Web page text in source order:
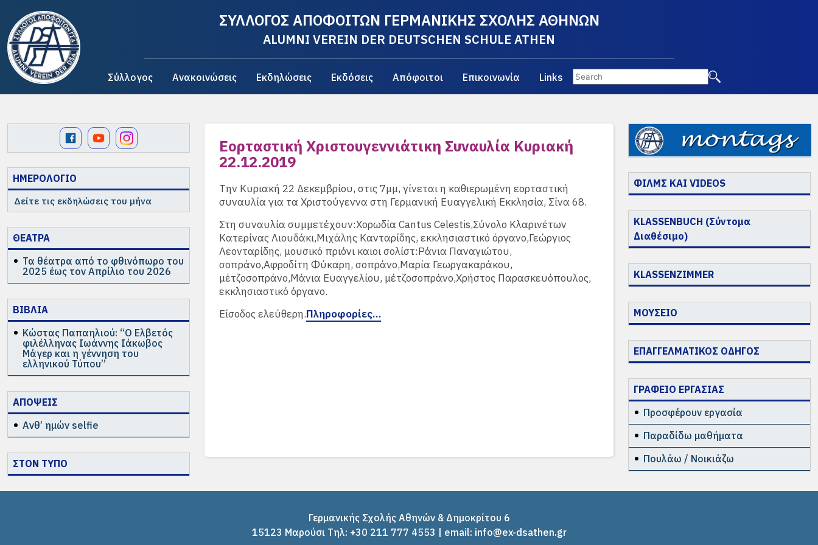
ΣΥΛΛΟΓΟΣ ΑΠΟΦΟΙΤΩΝ ΓΕΡΜΑΝΙΚΗΣ ΣΧΟΛΗΣ ΑΘΗΝΩΝ
ALUMNI VEREIN DER DEUTSCHEN SCHULE ATHEN
Σύλλογος Ανακοινώσεις Εκδηλώσεις Εκδόσεις Απόφοιτοι Επικοινωνία Links
ΗΜΕΡΟΛΟΓΙΟ
Δείτε τις εκδηλώσεις του μήνα
ΘΕΑΤΡΑ
Τα θέατρα από το φθινόπωρο του
2025 έως τον Απρίλιο του 2026
ΒΙΒΛΙΑ
Κώστας Παπαηλιού: “Ο Ελβετός
φιλέλληνας Ιωάννης Ιάκωβος
Μάγερ και η γέννηση του
ελληνικού Τύπου”
ΑΠΟΨΕΙΣ
Ανθ’ ημών selfie
ΣΤΟΝ ΤΥΠΟ
Εορταστική Χριστουγεννιάτικη Συναυλία Κυριακή
22.12.2019
Την Κυριακή 22 Δεκεμβρίου, στις 7μμ, γίνεται η καθιερωμένη εορταστική
συναυλία για τα Χριστούγεννα στη Γερμανική Ευαγγελική Εκκλησία, Σίνα 68.
Στη συναυλία συμμετέχουν:Χορωδία Cantus Celestis,Σύνολο Κλαρινέτων
Κατερίνας Λιουδάκι,Μιχάλης Κανταρίδης, εκκλησιαστικό όργανο,Γεώργιος
Λεονταρίδης, μουσικό πριόνι καιοι σολίστ:Ράνια Παναγιώτου,
σοπράνο,Αφροδίτη Φύκαρη, σοπράνο,Μαρία Γεωργακαράκου,
μέτζοσοπράνο,Μάνια Ευαγγελίου, μέτζοσοπράνο,Χρήστος Παρασκευόπουλος,
εκκλησιαστικό όργανο.
Είσοδος ελεύθερη.Πληροφορίες…
ΦΙΛΜΣ ΚΑΙ VIDEOS
KLASSENBUCH (Σύντομα
Διαθέσιμο)
KLASSENZIMMER
ΜΟΥΣΕΙΟ
ΕΠΑΓΓΕΛΜΑΤΙΚΟΣ ΟΔΗΓΟΣ
ΓΡΑΦΕΙΟ ΕΡΓΑΣΙΑΣ
Προσφέρουν εργασία
Παραδίδω μαθήματα
Πουλάω / Νοικιάζω
Γερμανικής Σχολής Αθηνών & Δημοκρίτου 6
15123 Μαρούσι Tηλ: +30 211 777 4553 | email: info@ex-dsathen.gr